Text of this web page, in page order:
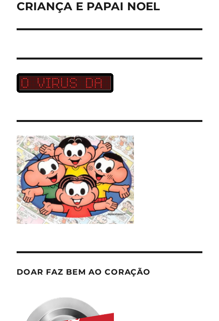
post:
CRIANÇA E PAPAI NOEL
DOAR FAZ BEM AO CORAÇÃO